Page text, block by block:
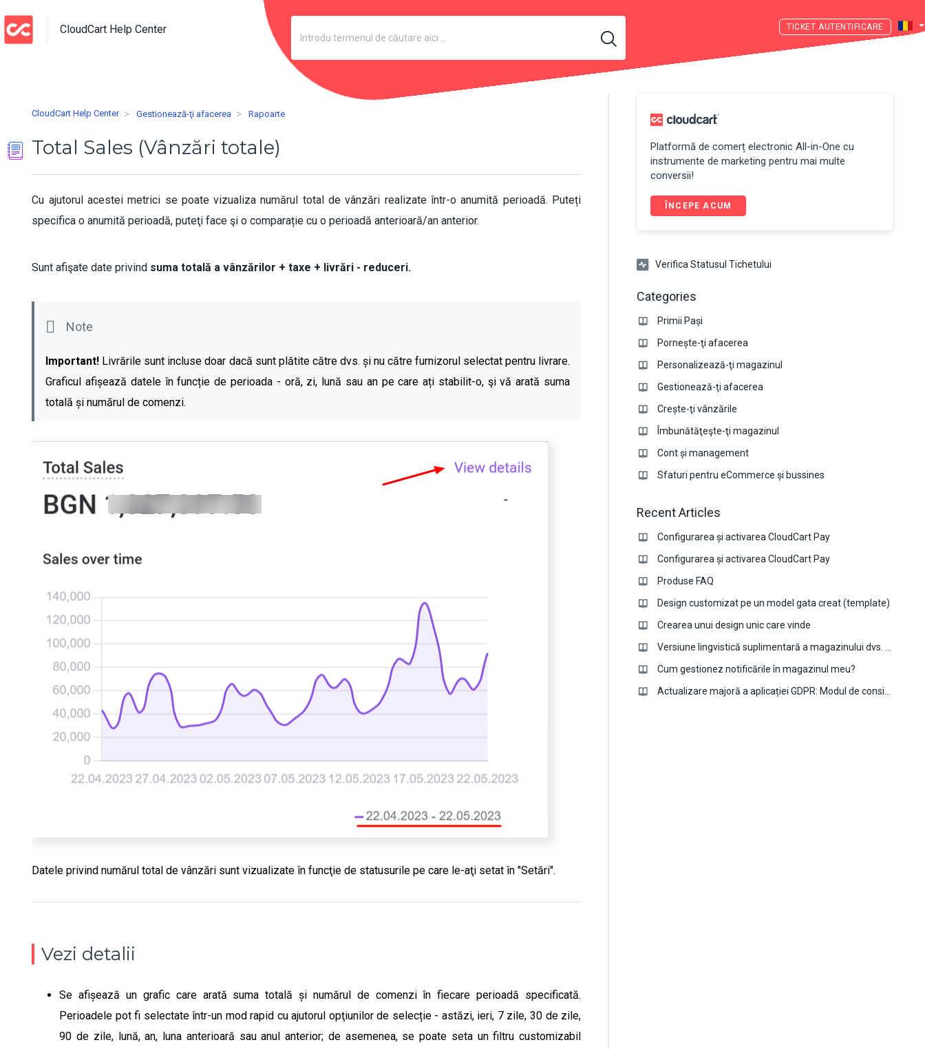
CloudCart Help Center AUTENTIFICARE
CloudCart Help Center Gestionează-ţi afacerea Rapoarte
Total Sales (Vânzări totale)
Cu ajutorul acestei metrici se poate vizualiza numărul total de vânzări realizate într-o anumită perioadă. Puteți
specifica o anumită perioadă, puteţi face şi o comparație cu o perioadă anterioară/an anterior.
Sunt afişate date privind suma totală a vânzărilor + taxe + livrări - reduceri.
Important! Livrările sunt incluse doar dacă sunt plătite către dvs. și nu către furnizorul selectat pentru livrare.
Graficul afișează datele în funcție de perioada - oră, zi, lună sau an pe care ați stabilit-o, şi vă arată suma
totală și numărul de comenzi.
Datele privind numărul total de vânzări sunt vizualizate în funcţie de statusurile pe care le-aţi setat în "Setări".
Vezi detalii
Se afișează un grafic care arată suma totală și numărul de comenzi în fiecare perioadă specificată.
Perioadele pot fi selectate într-un mod rapid cu ajutorul opţiunilor de selecție - astăzi, ieri, 7 zile, 30 de zile,
90 de zile, lună, an, luna anterioară sau anul anterior; de asemenea, se poate seta un filtru customizabil
Platformă de comerț electronic All-in-One cu
instrumente de marketing pentru mai multe
conversii!
ÎNCEPE ACUM
Verifica Statusul Tichetului
Categories
Primii Pași
Pornește-ţi afacerea
Personalizează-ţi magazinul
Gestionează-ţi afacerea
Crește-ţi vânzările
Îmbunătăţeşte-ţi magazinul
Cont și management
Sfaturi pentru eCommerce și bussines
Recent Articles
Configurarea și activarea CloudCart Pay
Configurarea și activarea CloudCart Pay
Produse FAQ
Design customizat pe un model gata creat (template)
Crearea unui design unic care vinde
Cum gestionez notificările în magazinul meu?